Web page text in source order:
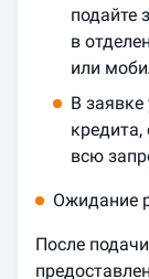
подайте
в
или
В
кредита,
всю
Ожидание
После